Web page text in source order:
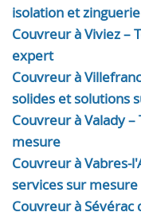
isolation et zinguerie
Couvreur à Viviez –
expert
Couvreur à
solides et solutions
Couvreur à Valady
mesure
Couvreur à Vabres-
services sur mesure
Couvreur à